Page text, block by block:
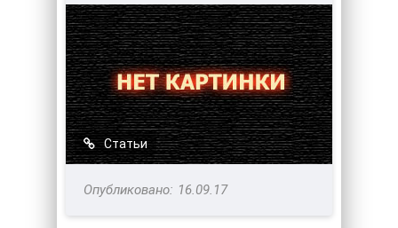
Статьи
16.09.17